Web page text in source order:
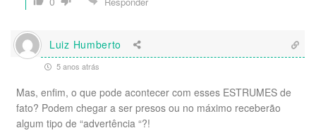
Luiz Humberto
5 anos atrás
Mas, enfim, o que pode acontecer com esses ESTRUMES de
fato? Podem chegar a ser presos ou no máximo receberão
algum tipo de “advertência “?!